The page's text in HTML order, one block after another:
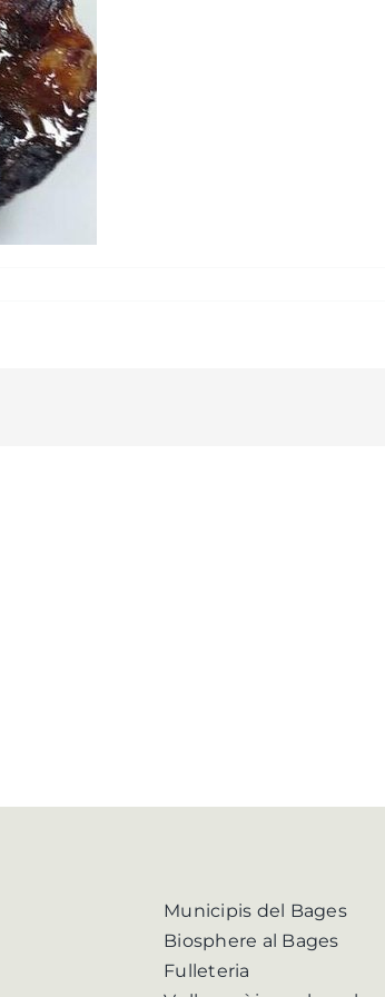
Municipis del Bages
Biosphere al Bages
Fulleteria